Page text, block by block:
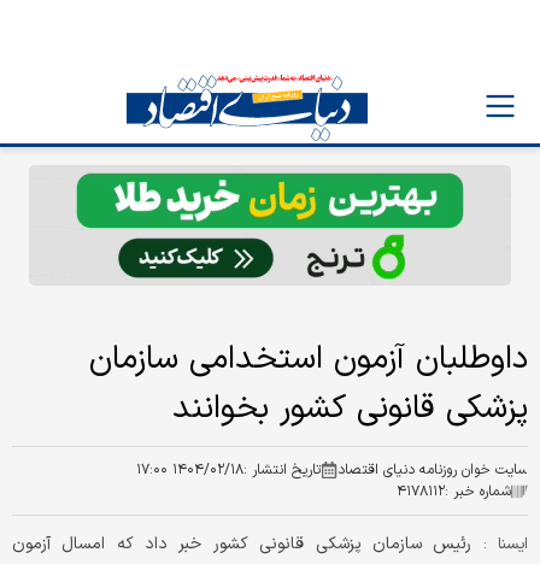
داوطلبان آزمون استخدامی سازمان
پزشکی قانونی کشور بخوانند
سایت خوان روزنامه دنیای اقتصاد تاریخ انتشار :۱۴۰۴/۰۲/۱۸ ۱۷:۰۰
شماره خبر :۴۱۷۸۱۱۲
ايسنا : رئیس سازمان پزشکی قانونی کشور خبر داد که امسال آزمون